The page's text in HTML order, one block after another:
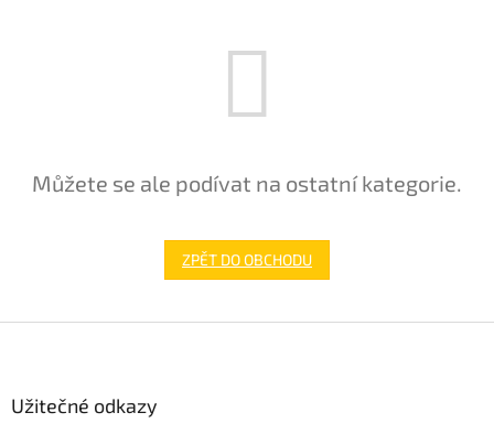
Můžete se ale podívat na ostatní kategorie.
ZPĚT DO OBCHODU
Užitečné odkazy